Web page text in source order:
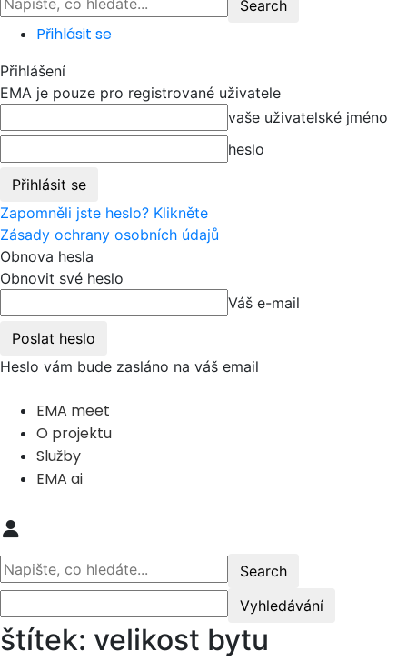
Přihlásit se
Přihlášení
EMA je pouze pro registrované uživatele
vaše uživatelské jméno
heslo
Zapomněli jste heslo? Klikněte
Zásady ochrany osobních údajů
Obnova hesla
Obnovit své heslo
Váš e-mail
Heslo vám bude zasláno na váš email
EMA meet
O projektu
Služby
EMA ai
štítek: velikost bytu